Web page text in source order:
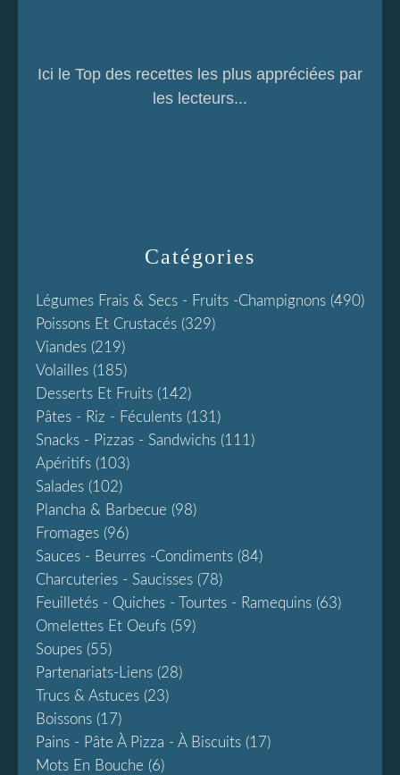
Catégories
Légumes Frais & Secs - Fruits -champignons (490)
Poissons Et Crustacés (329)
Viandes (219)
Volailles (185)
Desserts Et Fruits (142)
Pâtes - Riz - Féculents (131)
Snacks - Pizzas - Sandwichs (111)
Apéritifs (103)
Salades (102)
Plancha & Barbecue (98)
Fromages (96)
Sauces - Beurres -condiments (84)
Charcuteries - Saucisses (78)
Feuilletés - Quiches - Tourtes - Ramequins (63)
Omelettes Et Oeufs (59)
Soupes (55)
Partenariats-Liens (28)
Trucs & Astuces (23)
Boissons (17)
Pains - Pâte À Pizza - À Biscuits (17)
Mots En Bouche (6)
Ici le Top des recettes les plus appréciées par
les lecteurs...